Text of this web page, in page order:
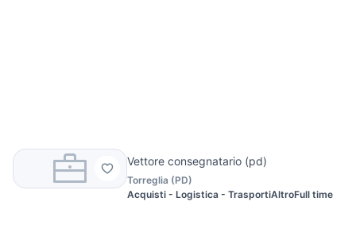
Vettore consegnatario (pd)
Torreglia (PD)
Acquisti - Logistica - TrasportiAltroFull time